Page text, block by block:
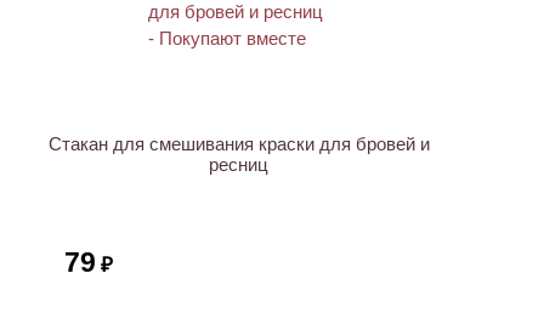
Стакан для смешивания краски для бровей и
ресниц
79 ₽